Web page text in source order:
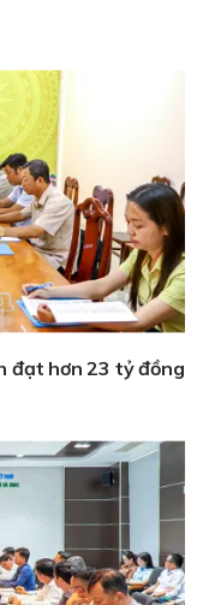
đạt hơn 23 tỷ đồng